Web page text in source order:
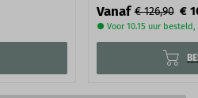
Vanaf € 126,90 €
● Voor 10.15 uur